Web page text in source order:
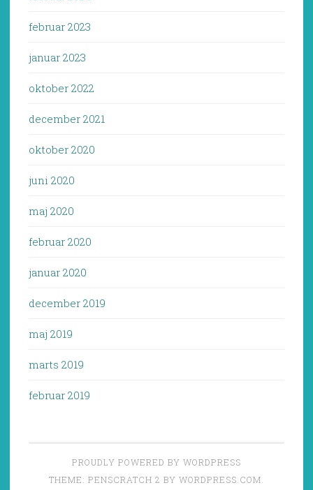
februar 2023
januar 2023
oktober 2022
december 2021
oktober 2020
juni 2020
maj 2020
februar 2020
januar 2020
december 2019
maj 2019
marts 2019
februar 2019
PROUDLY POWERED BY WORDPRESS
THEME: PENSCRATCH 2 BY WORDPRESS.COM.